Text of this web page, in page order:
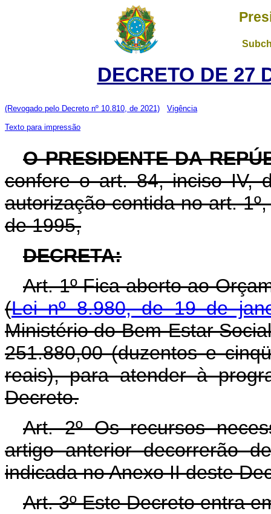
DECRETO DE 27
(Revogado pelo Decreto nº 10.810, de 2021) Vigência
Texto para impressão
O PRESIDENTE DA
confere o art. 84, inciso IV,
autorização contida no art.
de 1995,
DECRETA:
Art. 1º Fica aberto ao
(Lei nº 8.980, de 19 de
Ministério do Bem-Estar
251.880,00 (duzentos e
reais), para atender à
Decreto.
Art. 2º Os recursos
artigo anterior decorrerão
indicada no Anexo II deste
Art. 3º Este Decreto entra